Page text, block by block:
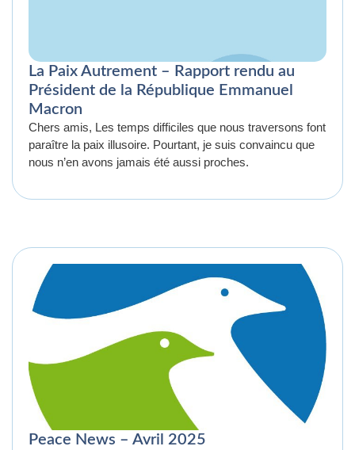
La Paix Autrement – Rapport rendu au
Président de la République Emmanuel
Macron
Chers amis, Les temps difficiles que nous traversons font
paraître la paix illusoire. Pourtant, je suis convaincu que
nous n’en avons jamais été aussi proches.
Peace News – Avril 2025